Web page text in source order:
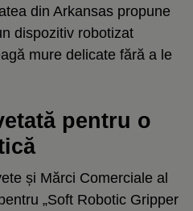
din Arkansas propune
dispozitiv robotizat
mure delicate fără a le
pentru o
și Mărci Comerciale al
„Soft Robotic Gripper